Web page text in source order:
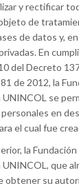
y rectificar
de
de datos y,
En
del Decreto
de 2012, la
se
en
el cual fue
la
que
obtener su